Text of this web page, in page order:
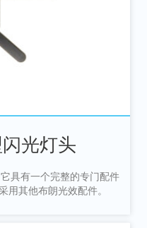
光灯头
具有一个完整的专门配件
用其他布朗光效配件。